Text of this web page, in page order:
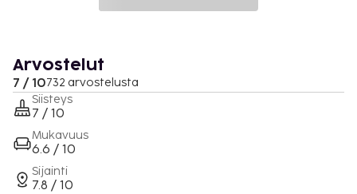
Arvostelut
7 / 10732 arvostelusta
Siisteys
7 / 10
Mukavuus
6.6 / 10
Sijainti
7.8 / 10